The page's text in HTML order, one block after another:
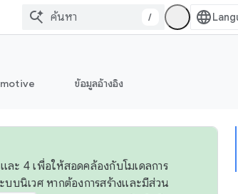
/
ข้อมูลอ้างอิง
ะ 4 เพื่อให้สอดคล้องกับโมเดลการ
นิเวศ หากต้องการสร้างและมีส่วน